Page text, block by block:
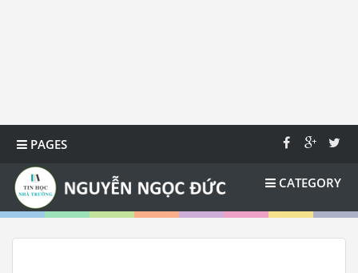
PAGES
CATEGORY